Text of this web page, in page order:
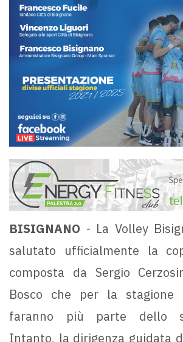
BISIGNANO - La Volley
salutato ufficialmente la
composta da Sergio
Bosco che per la stagione
faranno più parte dello
Intanto, la dirigenza guidata